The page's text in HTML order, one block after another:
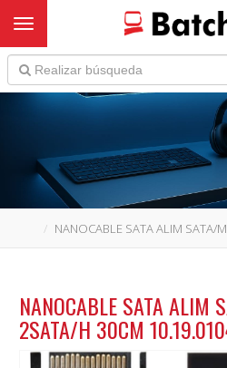
Toggle navigation
NANOCABLE SATA ALIM SATA/
NANOCABLE SATA ALIM
2SATA/H 30CM